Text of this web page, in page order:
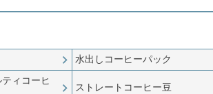
水出しコーヒーパック
ィコーヒ
ストレートコーヒー豆